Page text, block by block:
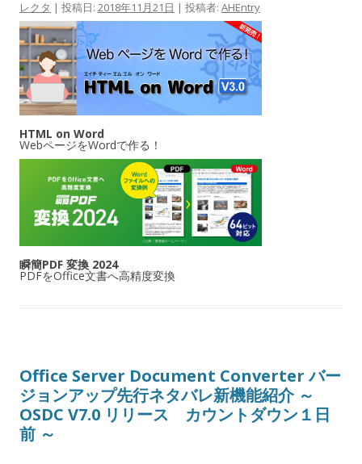
レクタ | 投稿日: 2018年11月21日 | 投稿者: AHEntry
HTML on Word
WebページをWordで作る！
瞬簡PDF 変換 2024
PDFをOffice文書へ高精度変換
Office Server Document Converter バー
ジョンアップ先行ネタバレ新機能紹介 ～
OSDC V7.0 リリース カウントダウン１日
前 ～